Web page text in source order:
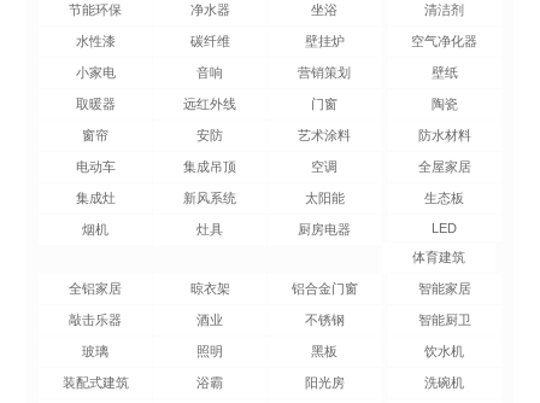
节能环保 净水器 坐浴 清洁剂
水性漆 碳纤维 壁挂炉 空气净化器
小家电 音响 营销策划 壁纸
取暖器 远红外线 门窗 陶瓷
窗帘 安防 艺术涂料 防水材料
电动车 集成吊顶 空调 全屋家居
集成灶 新风系统 太阳能 生态板
烟机 灶具 厨房电器
LED
体育建筑
全铝家居 晾衣架 智能家居
铝合金门窗
敲击乐器 酒业 智能厨卫
不锈钢
玻璃 照明 饮水机
黑板
装配式建筑 浴霸 洗碗机
阳光房